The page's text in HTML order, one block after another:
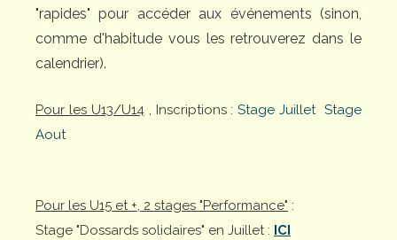
"rapides" pour accéder aux événements (sinon,
comme d'habitude vous les retrouverez dans le
calendrier).
Pour les U13/U14, Inscriptions :Stage Juillet Stage
Aout
Pour les U15 et +, 2 stages "Performance" :
Stage "Dossards solidaires" en Juillet : ICI